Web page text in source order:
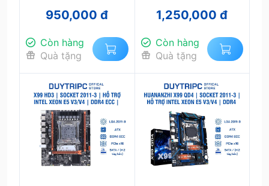
Micro-ATX | Bền Bỉ,
950,000 đ
Còn hàng
Quà tặng
Gen 10/11 | DDR4 |
ATX Giá Rẻ
1,250,000 đ
Còn hàng
Quà tặng